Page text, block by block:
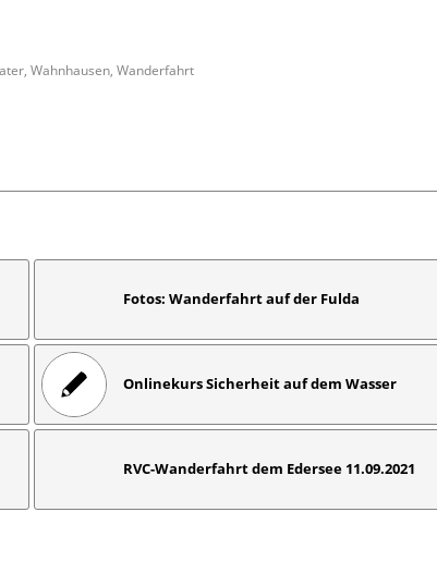
Wahnhausen Wanderfahrt
Fotos: Wanderfahrt auf der Fulda
Onlinekurs Sicherheit auf dem Wasser
RVC-Wanderfahrt dem Edersee 11.09.2021